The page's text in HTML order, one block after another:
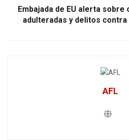
Embajada de EU alerta sobre
adulteradas y delitos
AFL